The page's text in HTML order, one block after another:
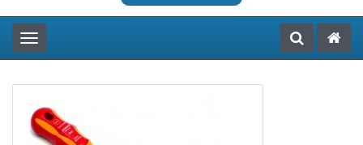
Toggle navigation